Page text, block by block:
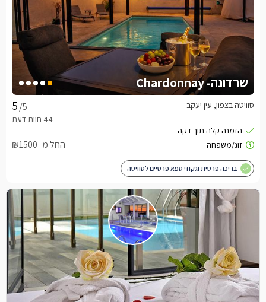
שרדונה- Chardonnay
/5 סוויטה בצפון, עין יעקב
החל מ- ₪1500
בריכה פרטית וגקוזי ספא פרטיים לסוויטה